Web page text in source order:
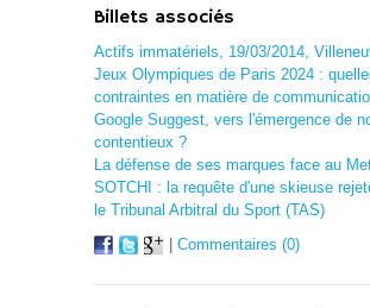
Billets associés
Actifs immatériels, 19/03/2014,
Jeux Olympiques de Paris 2024 :
contraintes en matière de
Google Suggest, vers l'émergence de
contentieux ?
La défense de ses marques face au
SOTCHI : la requête d'une skieuse
le Tribunal Arbitral du Sport (TAS)
Commentaires (0)